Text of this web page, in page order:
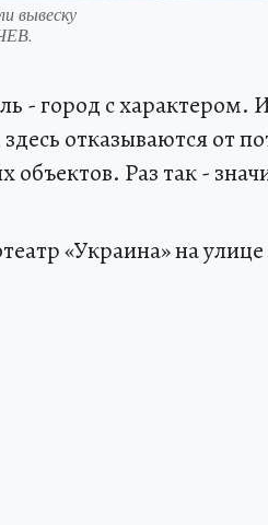
вывеску
- город с характером.
отказываются от
объектов. Раз так -
«Украина» на